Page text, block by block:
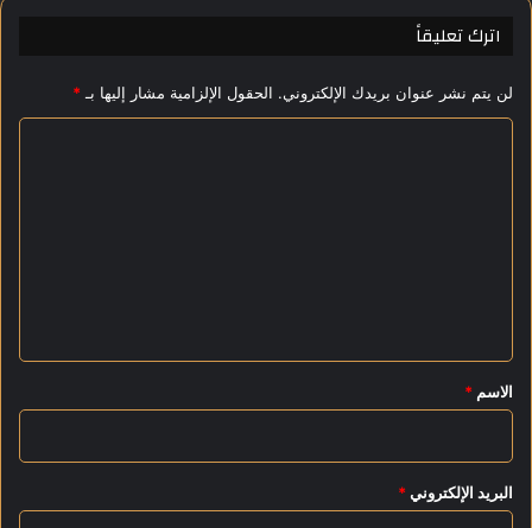
ا
اترك تعليقاً
لن يتم نشر عنوان بريدك الإلكتروني. الحقول الإلزامية مشار إليها بـ *
*
الاسم *
البريد الإلكتروني *